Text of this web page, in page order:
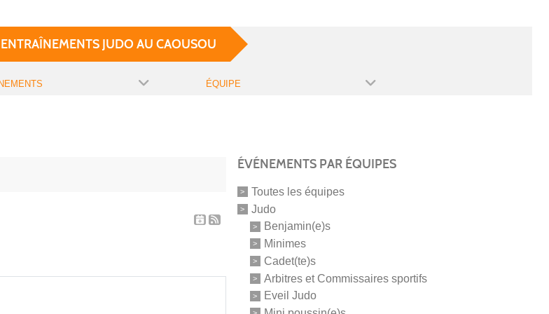
JUDO AU CAOUSOU
ÉQUIPE
ÉVÉNEMENTS PAR ÉQUIPES
Toutes les équipes
Judo
Benjamin(e)s
Minimes
Cadet(te)s
Arbitres et Commissaires sportifs
Eveil Judo